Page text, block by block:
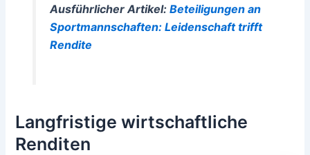
Ausführlicher Artikel: Beteiligungen an
Sportmannschaften: Leidenschaft trifft
Rendite
Langfristige wirtschaftliche
Renditen